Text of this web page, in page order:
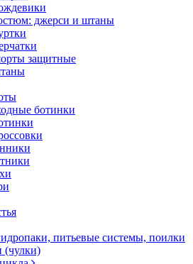
джерси и штаны
защитные
ботинки
питьевые системы, поилки
(чулки)